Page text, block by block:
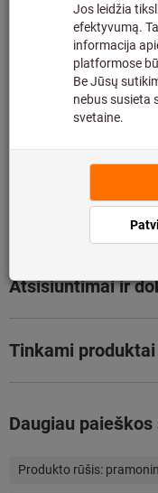
Panašius
Produkto rūšis:
Pramoniniai
Produkto detalės
Atsisiuntimai ir
Tinkami produktai
Daugiau
Produkto rūšis: